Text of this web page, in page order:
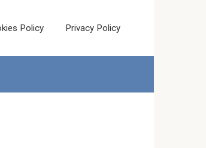
Policy Privacy Policy